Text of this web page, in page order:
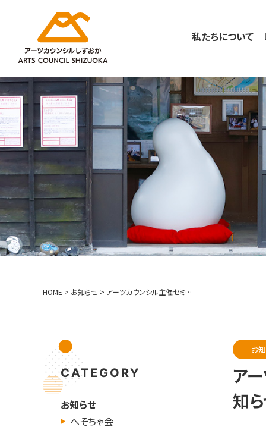
私たちについて
HOME > お知らせ > アーツカウンシル主催セミナー「コミュニティを創造する」開催のお知らせ（11/7）
お
ア
知
CATEGORY
お知らせ
へそちゃ会